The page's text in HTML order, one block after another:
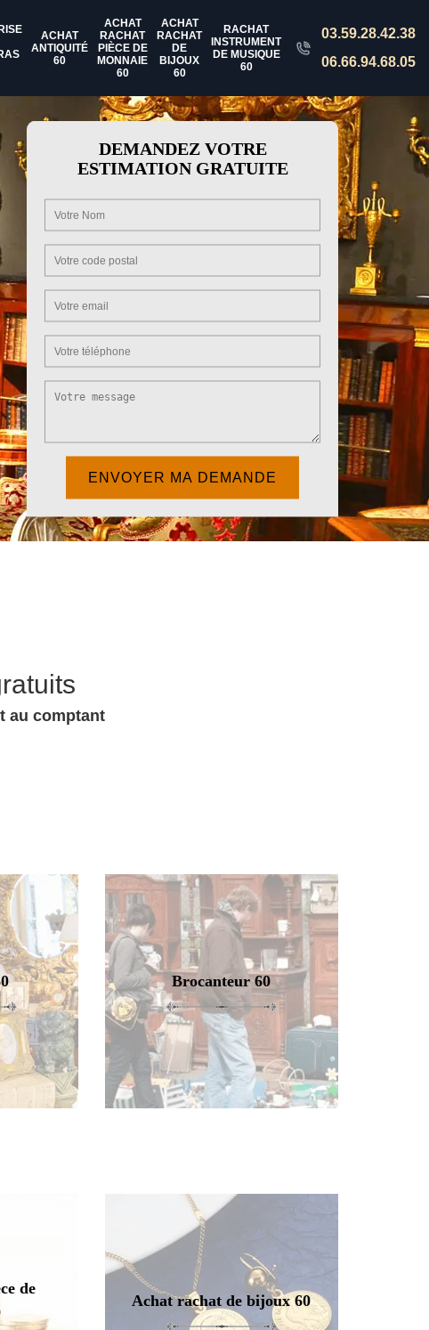
ACHAT
ANTIQUITÉ
60
ACHAT
RACHAT
PIÈCE DE
MONNAIE
60
ACHAT
RACHAT
DE
BIJOUX
60
RACHAT
INSTRUMENT
DE MUSIQUE
60
03.59.28.42.38
06.66.94.68.05
DEMANDEZ VOTRE
ESTIMATION GRATUITE
au comptant
Brocanteur 60
de
Achat rachat de bijoux 60